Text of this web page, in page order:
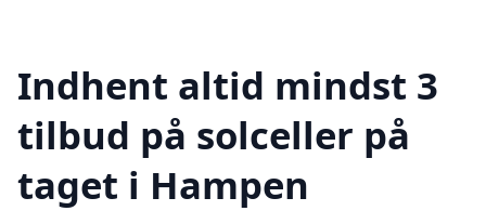
Indhent altid mindst 3
tilbud på solceller på
taget i Hampen